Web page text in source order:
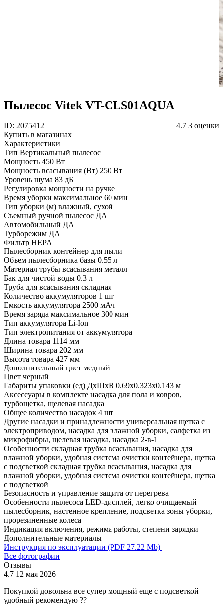
Пылесос Vitek VT-CLS01AQUA
ID: 2075412 4.7 3 оценки
Купить в магазинах
Характеристики
Тип Вертикальный пылесос
Мощность 450 Вт
Мощность всасывания (Вт) 250 Вт
Уровень шума 83 дБ
Регулировка мощности на ручке
Время уборки максимальное 60 мин
Тип уборки (м) влажный, сухой
Съемный ручной пылесос ДА
Автомобильный ДА
Турборежим ДА
Фильтр HEPA
Пылесборник контейнер для пыли
Объем пылесборника базы 0.55 л
Материал трубы всасывания металл
Бак для чистой воды 0.3 л
Труба для всасывания складная
Количество аккумуляторов 1 шт
Емкость аккумулятора 2500 мAч
Время заряда максимальное 300 мин
Тип аккумулятора Li-Ion
Тип электропитания от аккумулятора
Длина товара 1114 мм
Ширина товара 202 мм
Высота товара 427 мм
Дополнительный цвет медный
Цвет черный
Габариты упаковки (ед) ДхШхВ 0.69x0.323x0.143 м
Аксессуары в комплекте насадка для пола и ковров,
турбощетка, щелевая насадка
Общее количество насадок 4 шт
Другие насадки и принадлежности универсальная щетка с
электроприводом, насадка для влажной уборки, салфетка из
микрофибры, щелевая насадка, насадка 2-в-1
Особенности складная трубка всасывания, насадка для
влажной уборки, удобная система очистки контейнера, щетка
с подсветкой складная трубка всасывания, насадка для
влажной уборки, удобная система очистки контейнера, щетка
с подсветкой
Безопасность и управление защита от перегрева
Особенности пылесоса LED-дисплей, легко очищаемый
пылесборник, настенное крепление, подсветка зоны уборки,
прорезиненные колеса
Индикация включения, режима работы, степени зарядки
Дополнительные материалы
Инструкция по эксплуатации (PDF 27.22 Mb)
Все фотографии
Отзывы
4.7 12 мая 2026
Покупкой довольна все супер мощный еще с подсветкой
удобный рекомендую ??